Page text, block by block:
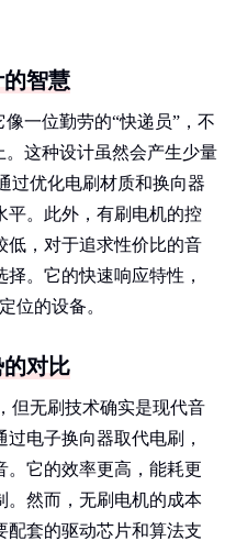
智慧
一位勤劳的“快递员”，不
。这种设计虽然会产生少量
过优化电刷材质和换向器
平。此外，有刷电机的控
低，对于追求性价比的音
。它的快速响应特性，
位的设备。
对比
但无刷技术确实是现代音
电子换向器取代电刷，
。它的效率更高，能耗更
。然而，无刷电机的成本
配套的驱动芯片和算法支